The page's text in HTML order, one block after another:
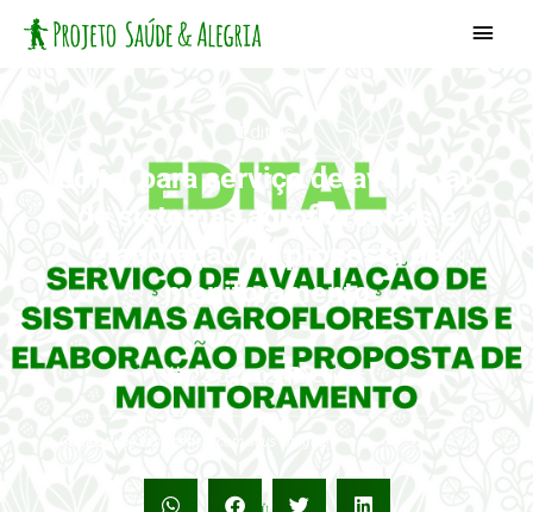
para
Edital para serviço de avaliação
de sistemas agroflorestais e
elaboração de proposta de
monitoramento
22/02/2024 Editais